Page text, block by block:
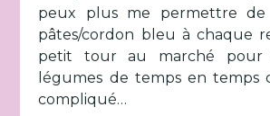
peux plus me permettre de
pâtes/cordon bleu à chaque
petit tour au marché pour
légumes de temps en temps
compliqué…